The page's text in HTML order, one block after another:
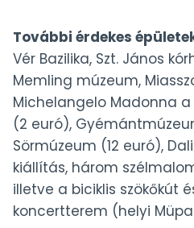
További érdekes
Vér Bazilika, Szt. János
Memling múzeum,
Michelangelo Madonna
(2 euró),
Sörmúzeum (12 euró),
kiállítás, három
illetve a biciklis szökőkút
koncertterem (helyi